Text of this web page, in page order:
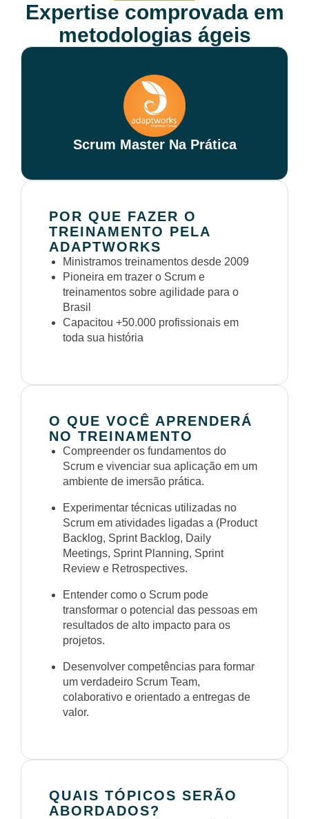
Expertise comprovada em
metodologias ágeis
Scrum Master Na Prática
POR QUE FAZER O
TREINAMENTO PELA
ADAPTWORKS
Ministramos treinamentos desde 2009
Pioneira em trazer o Scrum e
treinamentos sobre agilidade para o
Brasil
Capacitou +50.000 profissionais em
toda sua história
O QUE VOCÊ APRENDERÁ
NO TREINAMENTO
Compreender os fundamentos do
Scrum e vivenciar sua aplicação em um
ambiente de imersão prática.
Experimentar técnicas utilizadas no
Scrum em atividades ligadas a (Product
Backlog, Sprint Backlog, Daily
Meetings, Sprint Planning, Sprint
Review e Retrospectives.
Entender como o Scrum pode
transformar o potencial das pessoas em
resultados de alto impacto para os
projetos.
Desenvolver competências para formar
um verdadeiro Scrum Team,
colaborativo e orientado a entregas de
valor.
QUAIS TÓPICOS SERÃO
ABORDADOS?